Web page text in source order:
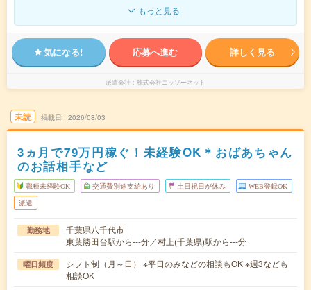
もっと見る
気になる! 応募へ進む 詳しく見る
派遣会社 株式会社ニッソーネット
未読 掲載日 2026/08/03
3ヵ月で79万円稼ぐ！未経験OK＊おばあちゃん
のお話相手など
職種未経験OK 交通費別途支給あり 土日祝日が休み WEB登録OK
派遣
勤務地
千葉県八千代市
東葉勝田台駅から---分／村上(千葉県)駅から---分
曜日頻度
シフト制（月～日） ※平日のみなどの相談もOK ※週3なども
相談OK